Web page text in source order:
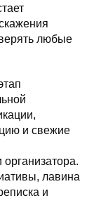
любые
и свежие
лавина
и